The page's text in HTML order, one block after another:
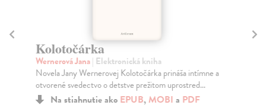
Kolotočárka
Wernerová Jana| Elektronická kniha
Novela Jany Wernerovej Kolotočárka prináša intímne a
otvorené svedectvo o detstve prežitom uprostred...
Na stiahnutie ako EPUB,MOBI a PDF